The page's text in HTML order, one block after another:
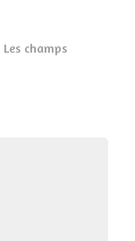
Les champs